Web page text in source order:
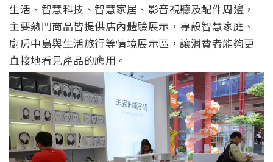
生活、智慧科技、智慧家居、影音視聽及配件周邊，
主要熱門商品皆提供店內體驗展示，專設智慧家庭、
廚房中島與生活旅行等情境展示區，讓消費者能夠更
直接地看見產品的應用。